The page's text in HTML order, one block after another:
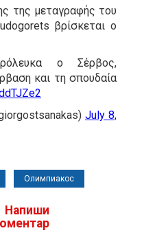
της μεταγραφής του
βρίσκεται ο
ο Σέρβος,
και τη σπουδαία
July 8,
Олимпиакос
Напиши